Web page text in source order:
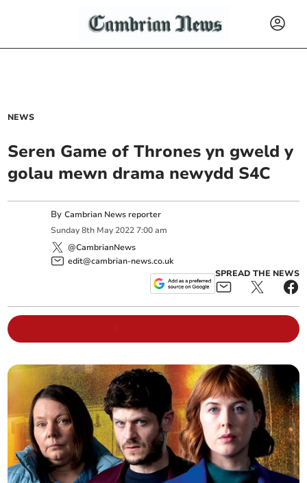
NEWS
Seren Game of Thrones yn gweld y
golau mewn drama newydd S4C
ByCambrian News reporter
Sunday 8th May 2022 7:00 am
@CambrianNews
edit@cambrian-news.co.uk
SPREAD THE NEWS